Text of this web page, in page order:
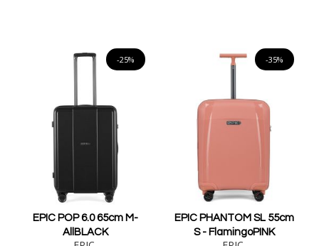
-25%
EPIC POP 6.0 65cm M-
AllBLACK
-35%
EPIC PHANTOM SL 55cm
S - FlamingoPINK